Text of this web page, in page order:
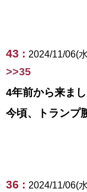
43 : 2024/11/06(
>>35
4年前から来ま
今頃、トランプ
36 : 2024/11/06(